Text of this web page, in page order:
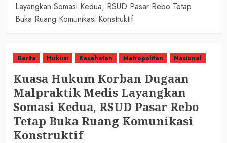
Layangkan Somasi Kedua, RSUD Pasar Rebo Tetap
Buka Ruang Komunikasi Konstruktif
Berita Hukum Kesehatan Metropolitan Nasional
Kuasa Hukum Korban Dugaan
Malpraktik Medis Layangkan
Somasi Kedua, RSUD Pasar Rebo
Tetap Buka Ruang Komunikasi
Konstruktif